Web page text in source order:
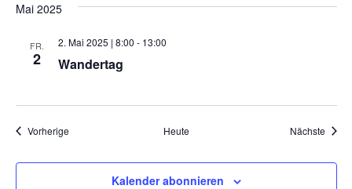
Mai 2025
FR.
2 Wandertag
2. Mai 2025 | 8:00 - 13:00
VorherigeVeranstaltungen Heute Nächste
Kalender abonnieren